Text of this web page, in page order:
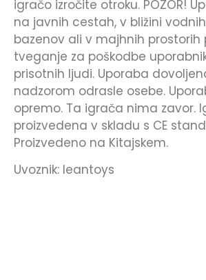
igračo izročite otroku. POZOR!
na javnih cestah, v bližini
bazenov ali v majhnih prostorih
tveganje za poškodbe
prisotnih ljudi. Uporaba
nadzorom odrasle osebe.
opremo. Ta igrača nima zavor.
proizvedena v skladu s CE
Proizvedeno na Kitajskem.
Uvoznik: leantoys